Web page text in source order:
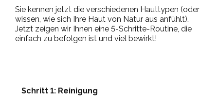
Sie kennen jetzt die verschiedenen Hauttypen (oder
wissen, wie sich Ihre Haut von Natur aus anfühlt).
Jetzt zeigen wir Ihnen eine 5-Schritte-Routine, die
einfach zu befolgen ist und viel bewirkt!
Schritt 1: Reinigung